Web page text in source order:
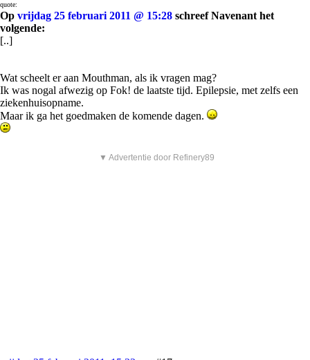
quote:
Op vrijdag 25 februari 2011 @ 15:28 schreef Navenant het
volgende:
[..]
Wat scheelt er aan Mouthman, als ik vragen mag?
Ik was nogal afwezig op Fok! de laatste tijd. Epilepsie, met zelfs een
ziekenhuisopname.
Maar ik ga het goedmaken de komende dagen.
▼ Advertentie door Refinery89